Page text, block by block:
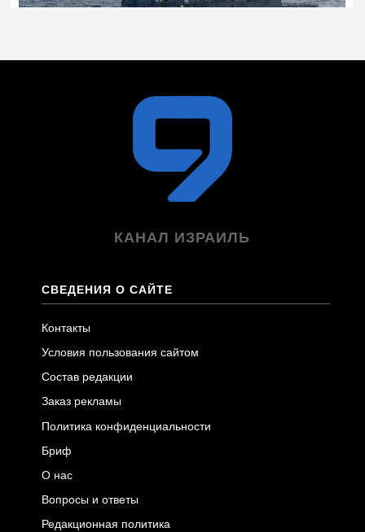
КАНАЛ ИЗРАИЛЬ
СВЕДЕНИЯ О САЙТЕ
Контакты
Условия пользования сайтом
Состав редакции
Заказ рекламы
Политика конфиденциальности
Бриф
О нас
Вопросы и ответы
Редакционная политика